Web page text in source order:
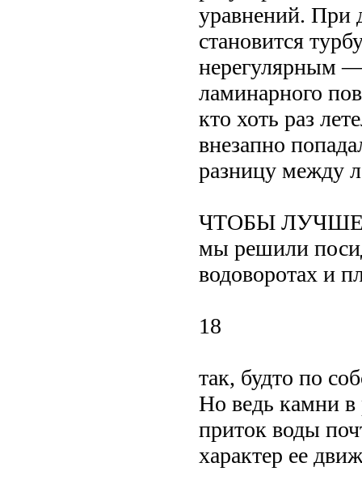
уравнений. При
становится
нерегулярным
ламинарного
кто хоть раз
внезапно
разницу между
ЧТОБЫ ЛУЧШЕ
мы решили
водоворотах и
18
так, будто по
Но ведь камни в
приток воды
характер ее